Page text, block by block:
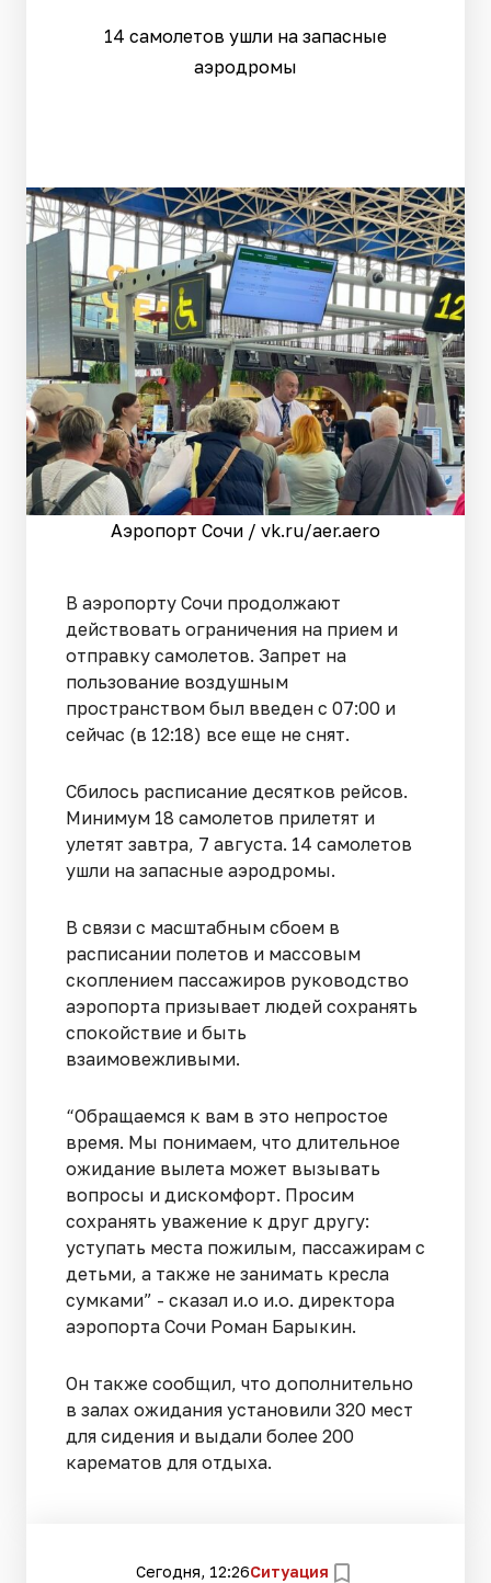
14 самолетов ушли на запасные
аэродромы
Аэропорт Сочи / vk.ru/aer.aero
В аэропорту Сочи продолжают
действовать ограничения на прием и
отправку самолетов. Запрет на
пользование воздушным
пространством был введен с 07:00 и
сейчас (в 12:18) все еще не снят.
Сбилось расписание десятков рейсов.
Минимум 18 самолетов прилетят и
улетят завтра, 7 августа. 14 самолетов
ушли на запасные аэродромы.
В связи с масштабным сбоем в
расписании полетов и массовым
скоплением пассажиров руководство
аэропорта призывает людей сохранять
спокойствие и быть
взаимовежливыми.
“Обращаемся к вам в это непростое
время. Мы понимаем, что длительное
ожидание вылета может вызывать
вопросы и дискомфорт. Просим
сохранять уважение к друг другу:
уступать места пожилым, пассажирам с
детьми, а также не занимать кресла
сумками” - сказал и.о и.о. директора
аэропорта Сочи Роман Барыкин.
Он также сообщил, что дополнительно
в залах ожидания установили 320 мест
для сидения и выдали более 200
карематов для отдыха.
Сегодня, 12:26Ситуация